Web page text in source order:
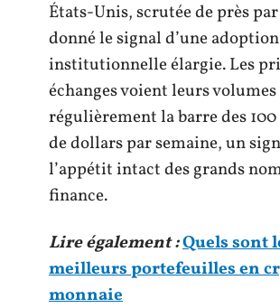
États-Unis, scrutée de près par
donné le signal d’une adoption
institutionnelle élargie. Les
échanges voient leurs volumes
régulièrement la barre des
de dollars par semaine, un
l’appétit intact des grands
finance.
Lire également :Quels sont
meilleurs portefeuilles en
monnaie